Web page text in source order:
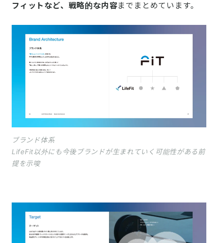
フィットなど、戦略的な内容までまとめています。
ブランド体系
LifeFit以外にも今後ブランドが生まれていく可能性がある前
提を示唆